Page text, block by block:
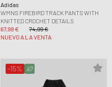
Adidas
WMNS FIREBIRD TRACK PANTS WITH
KNITTED CROCHET DETAILS
67,99 €
74,99 €
NUEVO A LA VENTA
-15%